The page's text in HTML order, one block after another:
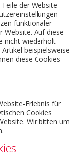
der Website
funktionaler
Website. Auf diese
nicht wiederholt
beispielsweise
diese Cookies
Erlebnis für
Cookies
Wir bitten um